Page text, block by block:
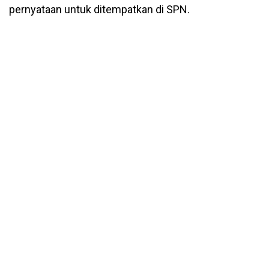
pernyataan untuk ditempatkan di SPN.